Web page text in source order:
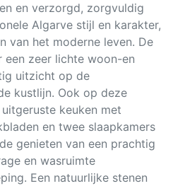
en verzorgd, zorgvuldig
Algarve stijl en karakter,
van het moderne leven. De
een zeer lichte woon-en
uitzicht op de
kustlijn. Ook op deze
keuken met
en twee slaapkamers
genieten van een prachtig
en wasruimte
Een natuurlijke stenen